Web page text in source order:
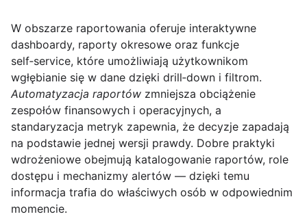
W obszarze raportowania oferuje interaktywne
dashboardy, raporty okresowe oraz funkcje
self‑service, które umożliwiają użytkownikom
wgłębianie się w dane dzięki drill‑down i filtrom.
Automatyzacja raportów zmniejsza obciążenie
zespołów finansowych i operacyjnych, a
standaryzacja metryk zapewnia, że decyzje zapadają
na podstawie jednej wersji prawdy. Dobre praktyki
wdrożeniowe obejmują katalogowanie raportów, role
dostępu i mechanizmy alertów — dzięki temu
informacja trafia do właściwych osób w odpowiednim
momencie.